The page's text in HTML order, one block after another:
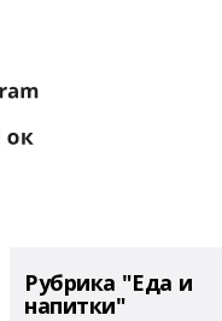
Рубрика "Еда и
напитки"